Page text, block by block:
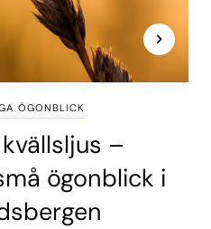
ÖGONBLICK
–
ögonblick i